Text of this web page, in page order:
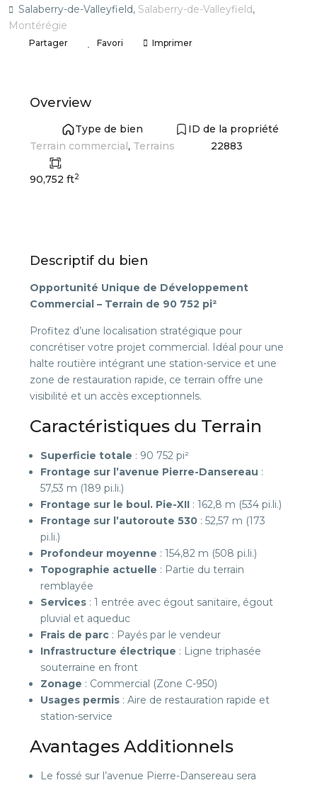
Salaberry-de-Valleyfield, Salaberry-de-Valleyfield,
Montérégie
Partager Favori Imprimer
Overview
Type de bien
Terrain commercial, Terrains
ID de la propriété
22883
90,752 ft2
Descriptif du bien
Opportunité Unique de Développement
Commercial – Terrain de 90 752 pi²
Profitez d’une localisation stratégique pour
concrétiser votre projet commercial. Idéal pour une
halte routière intégrant une station-service et une
zone de restauration rapide, ce terrain offre une
visibilité et un accès exceptionnels.
Caractéristiques du Terrain
Superficie totale : 90 752 pi²
Frontage sur l’avenue Pierre-Dansereau :
57,53 m (189 pi.li.)
Frontage sur le boul. Pie-XII : 162,8 m (534 pi.li.)
Frontage sur l’autoroute 530 : 52,57 m (173
pi.li.)
Profondeur moyenne : 154,82 m (508 pi.li.)
Topographie actuelle : Partie du terrain
remblayée
Services : 1 entrée avec égout sanitaire, égout
pluvial et aqueduc
Frais de parc : Payés par le vendeur
Infrastructure électrique : Ligne triphasée
souterraine en front
Zonage : Commercial (Zone C-950)
Usages permis : Aire de restauration rapide et
station-service
Avantages Additionnels
Le fossé sur l’avenue Pierre-Dansereau sera